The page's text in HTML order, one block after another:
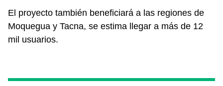
El proyecto también beneficiará a las regiones de
Moquegua y Tacna, se estima llegar a más de 12
mil usuarios.